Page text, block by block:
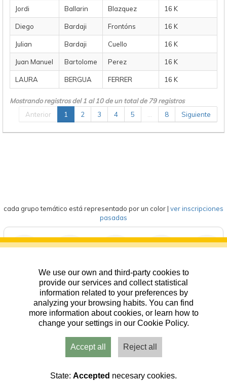
We use our own and third-party cookies to
provide our services and collect statistical
information related to your preferences by
analyzing your browsing habits. You can find
more information about cookies, or learn how to
change your settings in our Cookie Policy.
Accept all Reject all
State: Accepted necesary cookies.
Jordi Ballarin Blazquez 16 K
Diego Bardaji Frontóns 16 K
Julian Bardaji Cuello 16 K
Juan Manuel Bartolome Perez 16 K
LAURA BERGUA FERRER 16 K
Mostrando registros del 1 al 10 de un total de 79 registros
Anterior
1 2 3 4 5 8 Siguiente
cada grupo temático está representado por un color| ver inscripciones
pasadas
eventos competición formación